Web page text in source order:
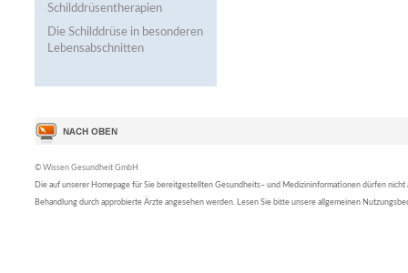
Schilddrüsentherapien
Die Schilddrüse in besonderen
Lebensabschnitten
© Wissen Gesundheit GmbH
Die auf unserer Homepage für Sie bereitgestellten Gesundheits– und Medizininformationen dürfen nicht
Behandlung durch approbierte Ärzte angesehen werden. Lesen Sie bitte unsere allgemeinen